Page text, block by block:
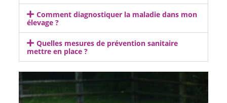
Comment diagnostiquer la maladie dans mon
élevage ?
Quelles mesures de prévention sanitaire
mettre en place ?